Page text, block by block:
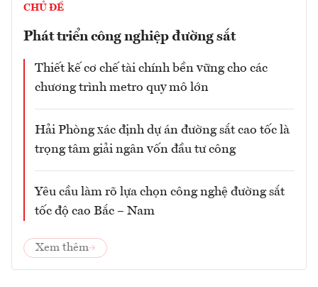
CHỦ ĐỀ
Phát triển công nghiệp đường sắt
Thiết kế cơ chế tài chính bền vững cho các
chương trình metro quy mô lớn
Hải Phòng xác định dự án đường sắt cao tốc là
trọng tâm giải ngân vốn đầu tư công
Yêu cầu làm rõ lựa chọn công nghệ đường sắt
tốc độ cao Bắc – Nam
Xem thêm